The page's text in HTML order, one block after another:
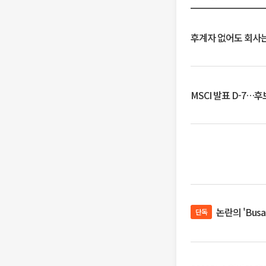
후계자 없어도 회사
MSCI 발표 D-7…후
단독 논란의